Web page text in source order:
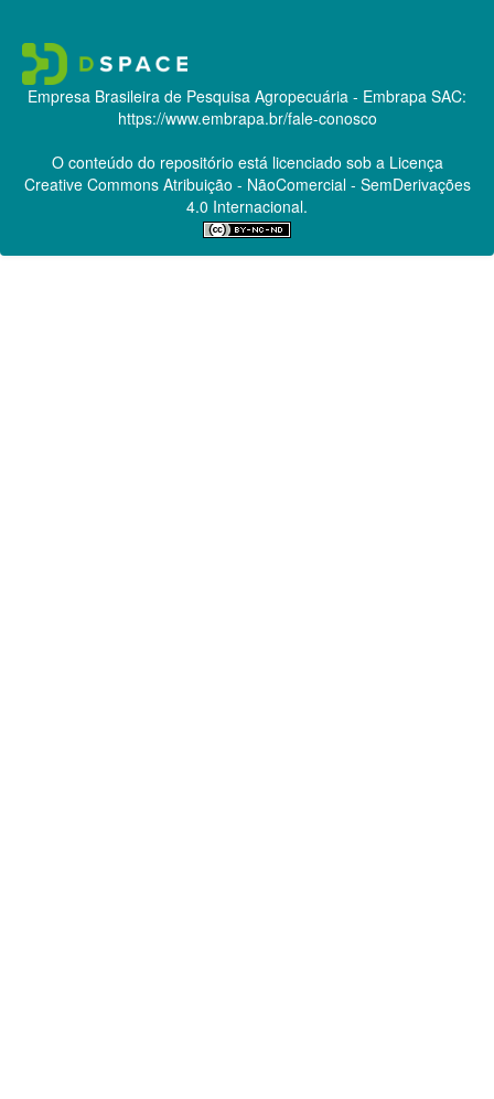
Empresa Brasileira de Pesquisa Agropecuária - Embrapa SAC:
https://www.embrapa.br/fale-conosco
O conteúdo do repositório está licenciado sob a Licença
Creative CommonsAtribuição - NãoComercial - SemDerivações
4.0 Internacional.